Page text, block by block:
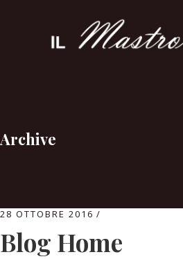
Archive
28 OTTOBRE 2016
Blog Home